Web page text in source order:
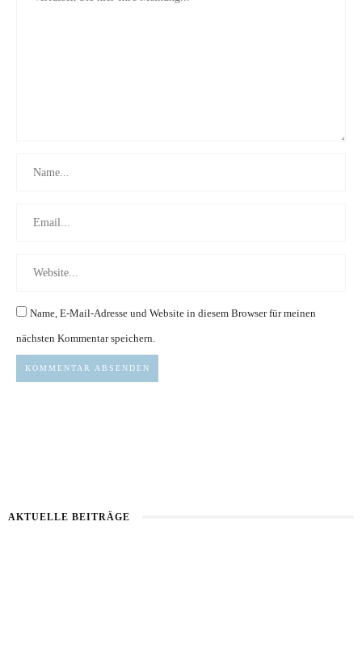
Name, E-Mail-Adresse und Website in diesem Browser für meinen
nächsten Kommentar speichern.
AKTUELLE BEITRÄGE